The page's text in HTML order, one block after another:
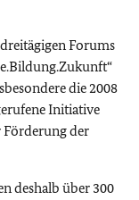
Forums
die 2008
Initiative
Förderung der
deshalb über 300